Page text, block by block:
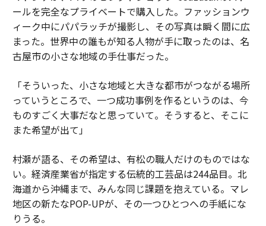
ールを完全なプライベートで購入した。ファッションウ
ィーク中にパパラッチが撮影し、その写真は瞬く間に広
まった。世界中の誰もが知る人物が手に取ったのは、名
古屋市の小さな地域の手仕事だった。
「そういった、小さな地域と大きな都市がつながる場所
っていうところで、一つ成功事例を作るというのは、今
ものすごく大事だなと思っていて。そうすると、そこに
また希望が出て」
村瀬が語る、その希望は、有松の職人だけのものではな
い。経済産業省が指定する伝統的工芸品は244品目。北
海道から沖縄まで、みんな同じ課題を抱えている。マレ
地区の新たなPOP-UPが、その一つひとつへの手紙にな
りうる。